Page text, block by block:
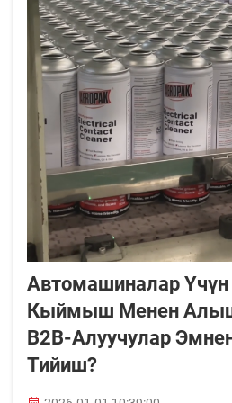
Автомашиналар
Кыймыш Менен
B2B-Алуучулар
Тийиш?